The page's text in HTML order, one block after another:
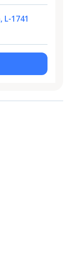
L-1741